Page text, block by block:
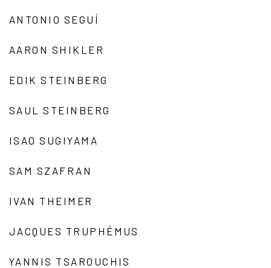
ANTONIO SEGUÍ
AARON SHIKLER
EDIK STEINBERG
SAUL STEINBERG
ISAO SUGIYAMA
SAM SZAFRAN
IVAN THEIMER
JACQUES TRUPHÉMUS
YANNIS TSAROUCHIS